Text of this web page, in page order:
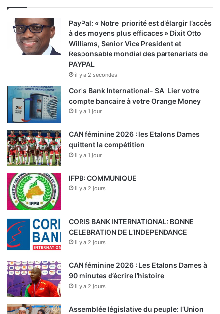
PayPal: « Notre priorité est d’élargir l’accès
à des moyens plus efficaces » Dixit Otto
Williams, Senior Vice President et
Responsable mondial des partenariats de
PAYPAL
il y a 2 secondes
Coris Bank International- SA: Lier votre
compte bancaire à votre Orange Money
il y a 1 jour
CAN féminine 2026 : les Etalons Dames
quittent la compétition
il y a 1 jour
IFPB: COMMUNIQUE
il y a 2 jours
CORIS BANK INTERNATIONAL: BONNE
CELEBRATION DE L’INDEPENDANCE
il y a 2 jours
CAN féminine 2026 : Les Etalons Dames à
90 minutes d’écrire l’histoire
il y a 2 jours
Assemblée législative du peuple: l’Union